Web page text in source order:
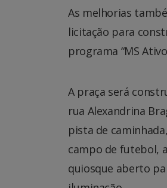
As melhorias
licitação para
programa “MS
A praça será
rua Alexandrina
pista de
campo de futebol,
quiosque aberto